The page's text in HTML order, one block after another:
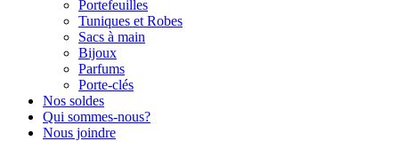
Portefeuilles
Tuniques et Robes
Sacs à main
Bijoux
Parfums
Porte-clés
Nos soldes
Qui sommes-nous?
Nous joindre